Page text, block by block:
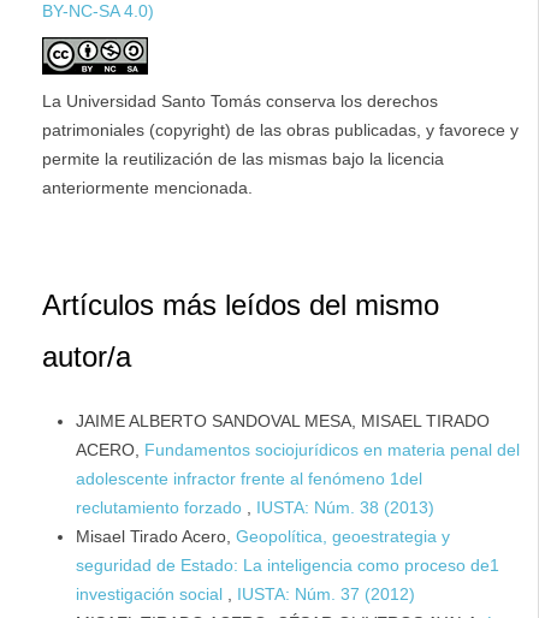
BY-NC-SA 4.0)
La Universidad Santo Tomás conserva los derechos
patrimoniales (copyright) de las obras publicadas, y favorece y
permite la reutilización de las mismas bajo la licencia
anteriormente mencionada.
Artículos más leídos del mismo
autor/a
JAIME ALBERTO SANDOVAL MESA, MISAEL TIRADO
ACERO, Fundamentos sociojurídicos en materia penal del
adolescente infractor frente al fenómeno 1del
reclutamiento forzado
IUSTA: Núm. 38 (2013)
Misael Tirado Acero, Geopolítica, geoestrategia y
seguridad de Estado: La inteligencia como proceso de1
investigación social
IUSTA: Núm. 37 (2012)